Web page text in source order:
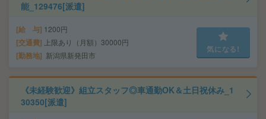
能_129476[派遣]
給 与 1200円
交通費 上限あり（月額）30000円
勤務地 新潟県新発田市
気になる!
《未経験歓迎》組立スタッフ◎車通勤OK＆土日祝休み_1
30350[派遣]